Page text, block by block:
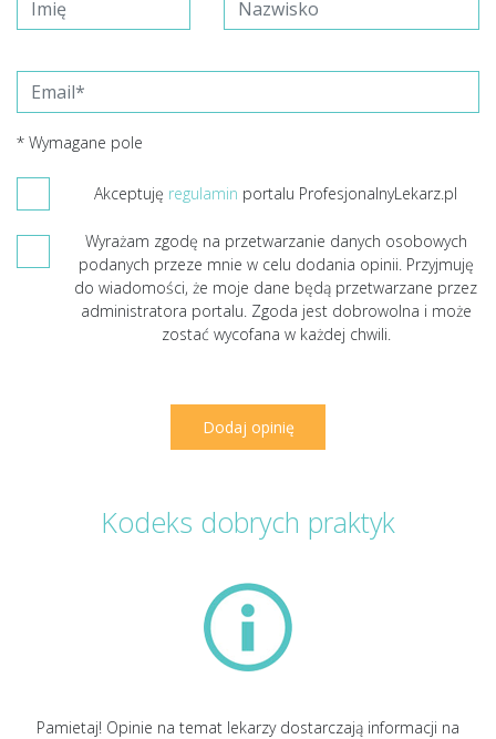
* Wymagane pole
Akceptuję regulamin portalu ProfesjonalnyLekarz.pl
Wyrażam zgodę na przetwarzanie danych osobowych
podanych przeze mnie w celu dodania opinii. Przyjmuję
do wiadomości, że moje dane będą przetwarzane przez
administratora portalu. Zgoda jest dobrowolna i może
zostać wycofana w każdej chwili.
Kodeks dobrych praktyk
Pamietaj! Opinie na temat lekarzy dostarczają informacji na